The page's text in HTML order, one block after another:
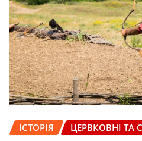
ІСТОРІЯ ЦЕРВКОВНІ ТА